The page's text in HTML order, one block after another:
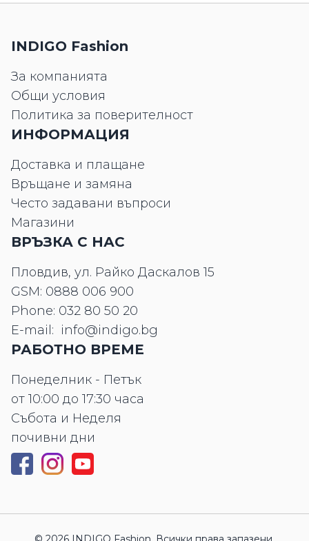
INDIGO Fashion
За компанията
Общи условия
Политика за поверителност
ИНФОРМАЦИЯ
Доставка и плащане
Връщане и замяна
Често задавани въпроси
Магазини
ВРЪЗКА С НАС
Пловдив, ул. Райко Даскалов 15
GSM: 0888 006 900
Phone: 032 80 50 20
E-mail: info@indigo.bg
РАБОТНО ВРЕМЕ
Понеделник - Петък
от 10:00 до 17:30 часа
Събота и Неделя
почивни дни